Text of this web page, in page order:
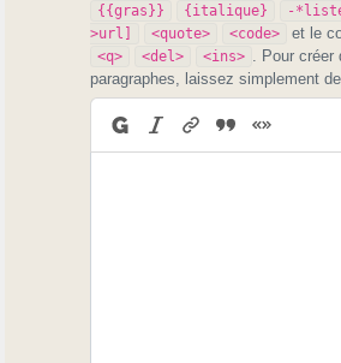
{{gras}} {italique} -
>url]
<quote> <code> et le
<q> <del> <ins>
. Pour créer
paragraphes, laissez simplement